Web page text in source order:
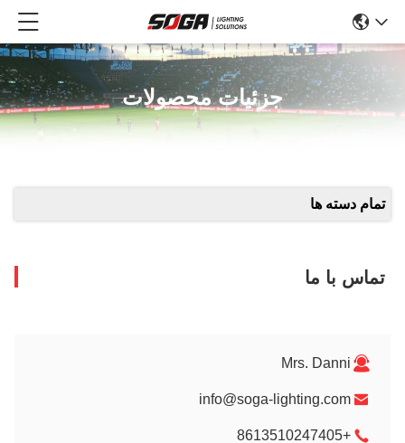
جزئیات محصولات
تمام دسته ها
تماس با ما
Mrs. Danni
info@soga-lighting.com
+8613510247405